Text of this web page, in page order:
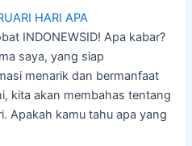
HARI APA
INDONEWSID! Apa kabar?
saya, yang siap
menarik dan bermanfaat
kita akan membahas tentang
Apakah kamu tahu apa yang